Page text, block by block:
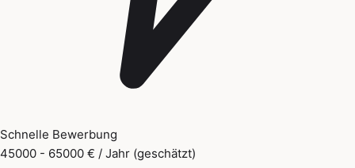
Schnelle Bewerbung
45000 - 65000 € / Jahr (geschätzt)